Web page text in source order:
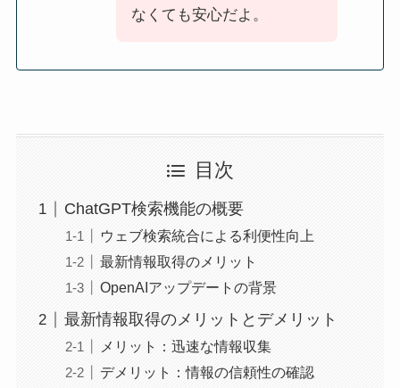
なくても安心だよ。
目次
ChatGPT検索機能の概要
ウェブ検索統合による利便性向上
最新情報取得のメリット
OpenAIアップデートの背景
最新情報取得のメリットとデメリット
メリット：迅速な情報収集
デメリット：情報の信頼性の確認